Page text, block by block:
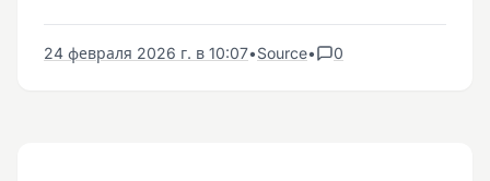
24 февраля 2026 г. в 10:07•Source• 0